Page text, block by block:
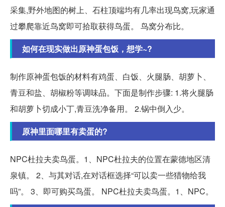
采集,野外地图的树上、石柱顶端均有几率出现鸟窝,玩家通
过攀爬靠近鸟窝即可拾取获得鸟蛋。 鸟窝分布比。
如何在现实做出原神蛋包饭，想学~?
制作原神蛋包饭的材料有鸡蛋、白饭、火腿肠、胡萝卜、
青豆和盐、胡椒粉等调味品。下面是制作步骤: 1.将火腿肠
和胡萝卜切成小丁,青豆洗净备用。 2.锅中倒入少。
原神里面哪里有卖蛋的?
NPC杜拉夫卖鸟蛋。1、NPC杜拉夫的位置在蒙德地区清
泉镇。 2、与其对话,在对话框选择“可以卖一些猎物给我
吗”。 3、即可购买鸟蛋。 NPC杜拉夫卖鸟蛋。1、NPC。